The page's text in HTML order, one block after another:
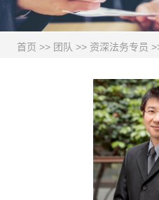
首页 >> 团队 >> 资深法务专员